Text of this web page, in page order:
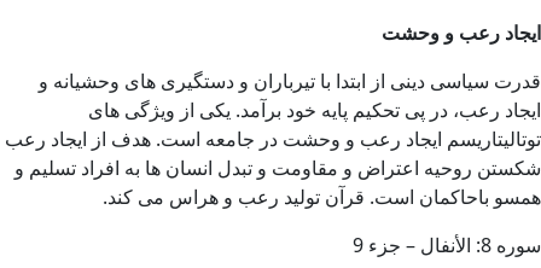
ایجاد رعب و وحشت
قدرت سیاسی دینی از ابتدا با تیرباران و دستگیری های وحشیانه و
ایجاد رعب، در پی تحکیم پایه خود برآمد. یکی از ویژگی های
توتالیتاریسم ایجاد رعب و وحشت در جامعه است. هدف از ایجاد رعب
شکستن روحیه اعتراض و مقاومت و تبدل انسان ها به افراد تسلیم و
همسو باحاکمان است. قرآن تولید رعب و هراس می کند.
سوره 8: الأنفال – جزء 9